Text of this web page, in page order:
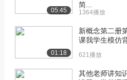
[19] 凯程教育学教育硕士7
1229播放
[20] 凯程教育学教育硕士7
月暑期学习规划...
1251播放
05:45
简...
1364播放
01:18
新概念第二册
课我学生模仿
621播放
其他老师讲知